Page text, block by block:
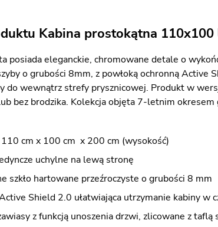
Kabina prostokątna
posiada eleganckie, chromowane detale o
o grubości 8mm, z powłoką ochronną
do wewnątrz strefy prysznicowej. Produkt w
bez brodzika. Kolekcja objęta 7-letnim
cm x 100 cm x 200 cm (wysokość)
uchylne na lewą stronę
szkło hartowane przeźroczyste o grubości 8 mm
Shield 2.0 ułatwiająca utrzymanie kabiny w
z funkcją unoszenia drzwi, zlicowane z taflą